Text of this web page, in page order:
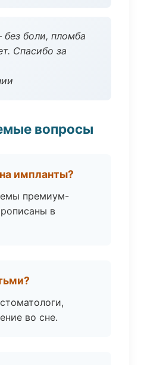
боли, пломба
Спасибо за
вопросы
импланты?
премиум-
в
во сне.